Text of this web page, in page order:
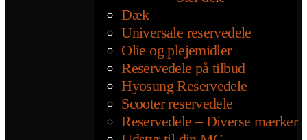
Dæk
Universale reservedele
Olie og plejemidler
Reservedele på tilbud
Hyosung Reservedele
Scooter reservedele
Reservedele – Diverse mærker